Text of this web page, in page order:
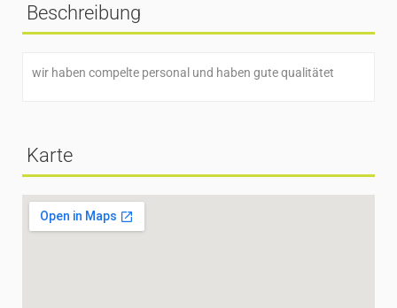
Beschreibung
wir haben compelte personal und haben gute qualitätet
Karte